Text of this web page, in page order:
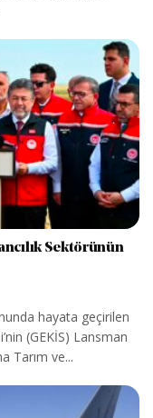
Sektörünün
hayata geçirilen
(GEKİS) Lansman
Tarım ve...